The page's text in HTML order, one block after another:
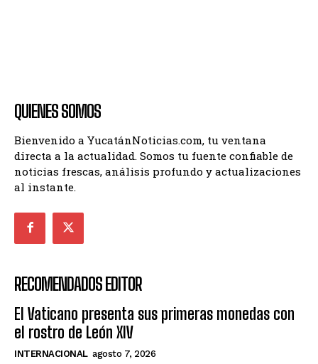
QUIENES SOMOS
Bienvenido a YucatánNoticias.com, tu ventana
directa a la actualidad. Somos tu fuente confiable de
noticias frescas, análisis profundo y actualizaciones
al instante.
RECOMENDADOS EDITOR
El Vaticano presenta sus primeras monedas con
el rostro de León XIV
INTERNACIONAL agosto 7, 2026